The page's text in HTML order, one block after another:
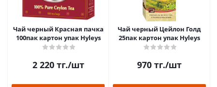
Чай черный Красная пачка
100пак картон упак Hyleys
2 220тг./шт
Чай черный Цейлон Голд
25пак картон упак Hyleys
970 тг./шт